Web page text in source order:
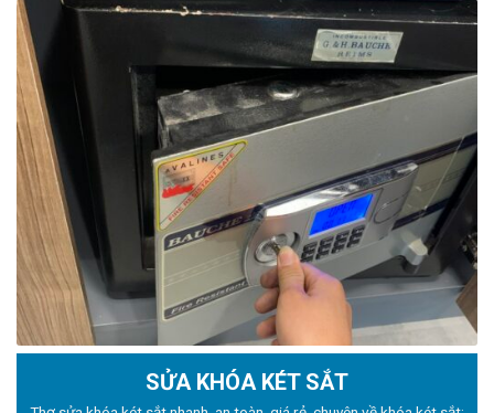
SỬA KHÓA KÉT SẮT